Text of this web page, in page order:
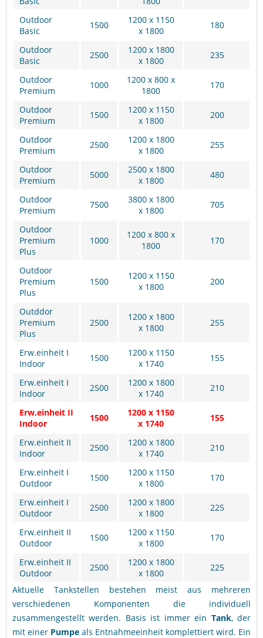
Outdoor
Basic
1500
1200 x 1150
x 1800
180
Outdoor
Basic
2500
1200 x 1800
x 1800
235
Outdoor
Premium
1000
1200 x 800 x
1800
170
Outdoor
Premium
1500
1200 x 1150
x 1800
200
Outdoor
Premium
2500
1200 x 1800
x 1800
255
Outdoor
Premium
5000
2500 x 1800
x 1800
480
Outdoor
Premium
7500
3800 x 1800
x 1800
705
Outdoor
Premium
Plus
1000
1200 x 800 x
1800
170
Outdoor
Premium
Plus
1500
1200 x 1150
x 1800
200
Outddor
Premium
Plus
2500
1200 x 1800
x 1800
255
Erw.einheit I
Indoor
1500
1200 x 1150
x 1740
155
Erw.einheit I
Indoor
2500
1200 x 1800
x 1740
210
Erw.einheit II
Indoor
1500
1200 x 1150
x 1740
155
Erw.einheit II
Indoor
2500
1200 x 1800
x 1740
210
Erw.einheit I
Outdoor
1500
1200 x 1150
x 1800
170
Erw.einheit I
Outdoor
2500
1200 x 1800
x 1800
225
Erw.einheit II
Outdoor
1500
1200 x 1150
x 1800
170
Erw.einheit II
Outdoor
2500
1200 x 1800
x 1800
225
Aktuelle Tankstellen bestehen meist aus mehreren
verschiedenen Komponenten die individuell
zusammengestellt werden. Basis ist immer ein Tank, der
mit einer Pumpe als Entnahmeeinheit komplettiert wird. Ein